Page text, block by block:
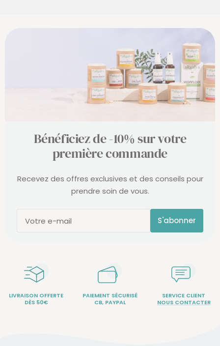
Bénéficiez de -10% sur votre
première commande
Recevez des offres exclusives et des conseils pour
prendre soin de vous.
Votre e-mail S'abonner
LIVRAISON OFFERTE
DÈS 50€
PAIEMENT SÉCURISÉ
CB, PAYPAL
SERVICE CLIENT
NOUS CONTACTER